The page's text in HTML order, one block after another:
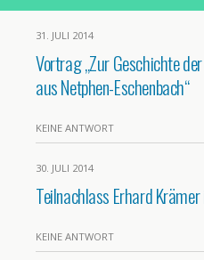
31. JULI 2014
Vortrag „Zur Geschichte
aus Netphen-Eschenbach“
KEINE ANTWORT
30. JULI 2014
Teilnachlass Erhard
KEINE ANTWORT